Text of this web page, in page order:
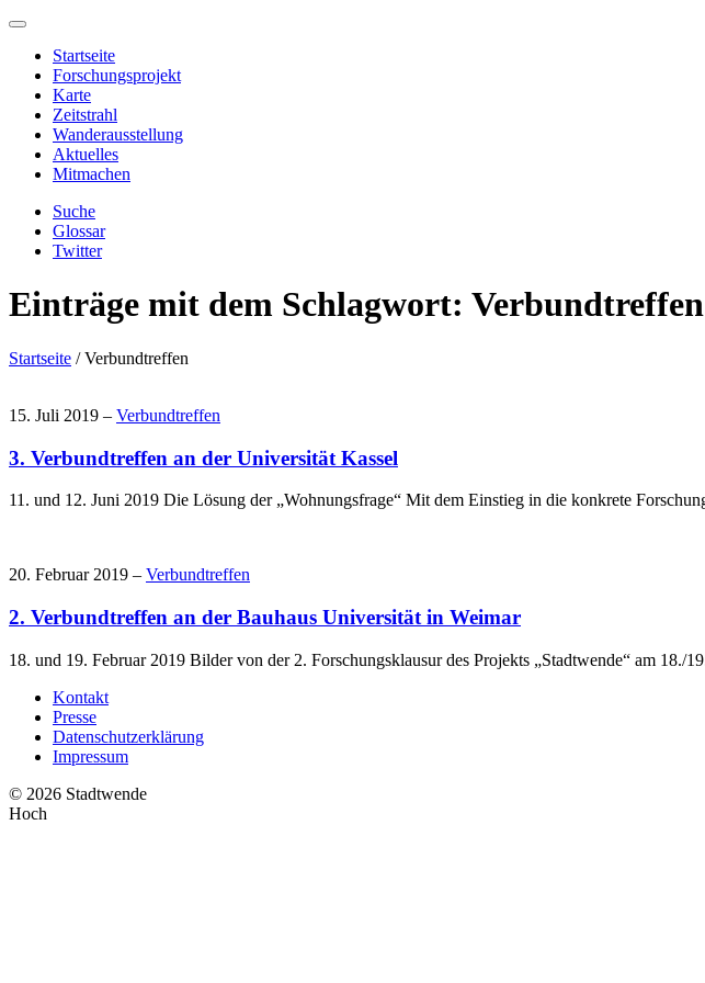
Startseite
Forschungsprojekt
Karte
Zeitstrahl
Wanderausstellung
Aktuelles
Mitmachen
Suche
Glossar
Twitter
Einträge mit dem Schlagwort: Verbundtreffen
Startseite /Verbundtreffen
15. Juli 2019 – Verbundtreffen
3. Verbundtreffen an der Universität Kassel
11. und 12. Juni 2019 Die Lösung der „Wohnungsfrage“ Mit dem Einstieg in die konkrete
20. Februar 2019 – Verbundtreffen
2. Verbundtreffen an der Bauhaus Universität in Weimar
18. und 19. Februar 2019 Bilder von der 2. Forschungsklausur des Projekts „Stadtwende“ am 18./
Kontakt
Presse
Datenschutzerklärung
Impressum
© 2026 Stadtwende
Hoch